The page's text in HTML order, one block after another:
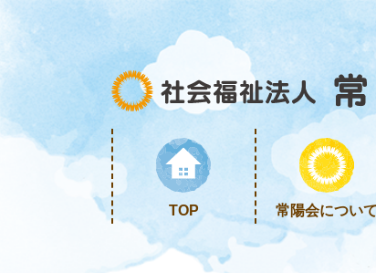
TOP 常陽会について